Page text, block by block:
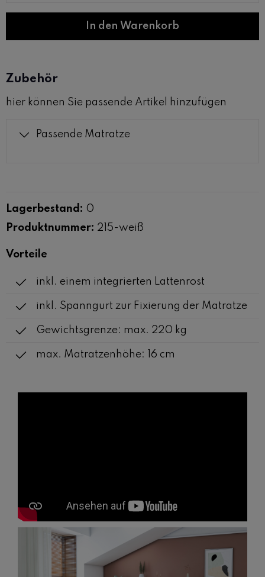
In den Warenkorb
Zubehör
hier können Sie passende Artikel hinzufügen
Passende Matratze
Lagerbestand: 0
Produktnummer: 215-weiß
Vorteile
inkl. einem integrierten Lattenrost
inkl. Spanngurt zur Fixierung der Matratze
Gewichtsgrenze: max. 220 kg
max. Matratzenhöhe: 16 cm
Bildergalerie überspringen